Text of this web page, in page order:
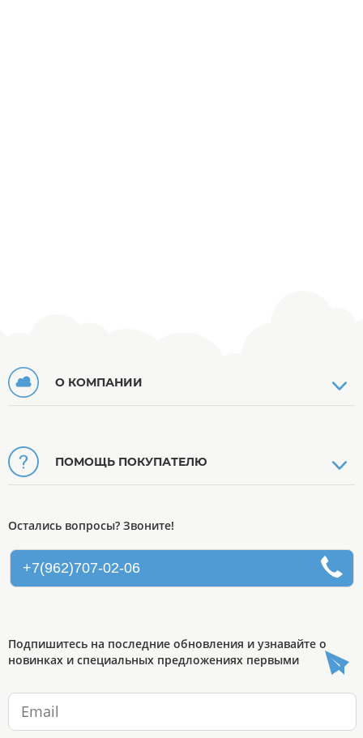
О КОМПАНИИ
ПОМОЩЬ ПОКУПАТЕЛЮ
Остались вопросы? Звоните!
+7(962)707-02-06
Подпишитесь на последние обновления и узнавайте о
новинках и специальных предложениях первыми